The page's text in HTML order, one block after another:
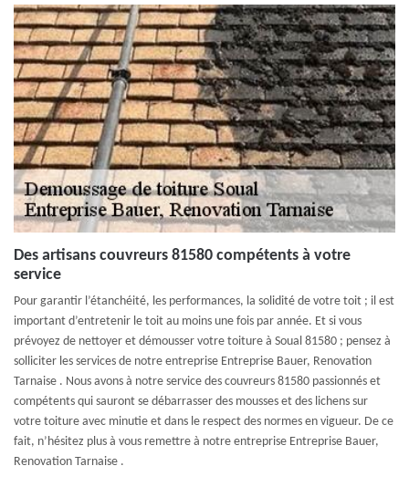
Des artisans couvreurs 81580 compétents à votre
service
Pour garantir l’étanchéité, les performances, la solidité de votre toit ; il est
important d’entretenir le toit au moins une fois par année. Et si vous
prévoyez de nettoyer et démousser votre toiture à Soual 81580 ; pensez à
solliciter les services de notre entreprise Entreprise Bauer, Renovation
Tarnaise . Nous avons à notre service des couvreurs 81580 passionnés et
compétents qui sauront se débarrasser des mousses et des lichens sur
votre toiture avec minutie et dans le respect des normes en vigueur. De ce
fait, n’hésitez plus à vous remettre à notre entreprise Entreprise Bauer,
Renovation Tarnaise .